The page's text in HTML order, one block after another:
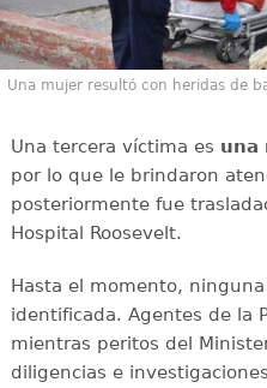
Una mujer resultó con heridas de
Una tercera víctima es una
por lo que le brindaron
posteriormente fue
Hospital Roosevelt.
Hasta el momento,
identificada. Agentes de la
mientras peritos del
diligencias e